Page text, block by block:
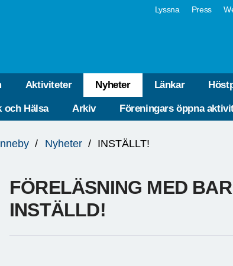
Lyssna Press
Aktiviteter Nyheter Länkar
och Hälsa Arkiv Föreningars öppna
Nyheter INSTÄLLT!
FÖRELÄSNING MED
INSTÄLLD!